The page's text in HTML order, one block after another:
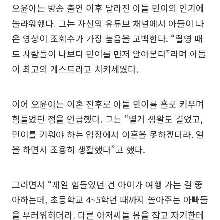
오윤아는 방송 출연 이후 달라진 아들 민이의 인기에
놀라워했다. 그는 자신의 유튜브 채널에서 아들이 나
온 영상이 조회수가 가장 높음을 고백한다. “촬영 때
도 사람들이 나보다 민이를 먼저 알아본다”라며 아들
이 최고의 게스트라고 치켜세웠다.
이어 오윤아는 이혼 전후로 아들 민이를 홀로 키우며
힘들었던 점을 언급했다. 그는 “별거 생활도 길었고,
민이를 키워야 하는 입장에서 이혼을 못하겠더라. 일
을 하면서 조용히 생활했다”고 했다.
그러면서 “제일 힘들었던 건 아이가 여행 가는 걸 좋
아하는데, 초등학교 4~5학년 때까지 놀아주는 아빠들
을 부러워하더라. 다른 아저씨들 몸을 잡고 자기한테